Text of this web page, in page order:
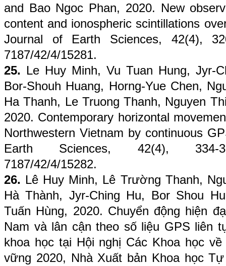
and Bao Ngoc Phan, 2020. New
content and ionospheric scintillations
Journal of Earth Sciences, 42(4),
7187/42/4/15281.
25. Le Huy Minh, Vu Tuan Hung, Jyr-
Bor-Shouh Huang, Horng-Yue Chen,
Ha Thanh, Le Truong Thanh, Nguyen
2020. Contemporary horizontal
Northwestern Vietnam by continuous
Earth Sciences, 42(4), 334-
7187/42/4/15282.
26. Lê Huy Minh, Lê Trường Thanh,
Hà Thành, Jyr-Ching Hu, Bor Shou
Tuấn Hùng, 2020. Chuyển động hiện
Nam và lân cận theo số liệu GPS liên
khoa học tại Hội nghị Các Khoa học
vững 2020, Nhà Xuất bản Khoa học